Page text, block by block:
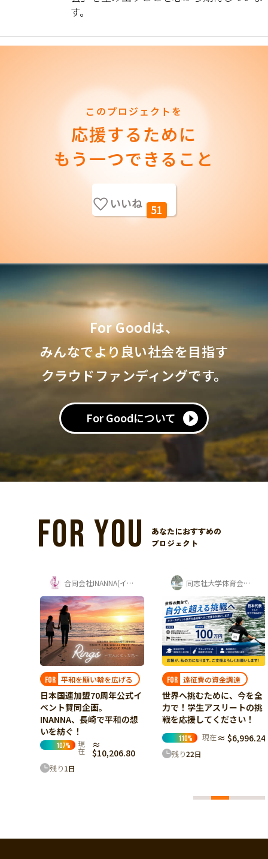
す。
このプロジェクトを
応援するために
もう一つできること
いいね 51
For Goodは、
みんなでより良い社会を目指す
クラウドファンディングです。
For Goodについて
FOR YOU
あなたにおすすめの
プロジェクト
同志社大学体育会カヌー部 寺岡夏鈴
FOR 遠征費の資金調達
世界へ挑むために、今を全
力で！学生アスリートの挑
戦を応援してください！
110%
日
hamiii ｜Kavi & Kaho
FOR 原風景を繋ぐ未来
ネパール・ゴルケ村の紅茶
と共に、Origin〈原風景〉
をもう一世代先へ繋ぐ挑戦
17% 現在 ≈ $4,985.22
残り22日